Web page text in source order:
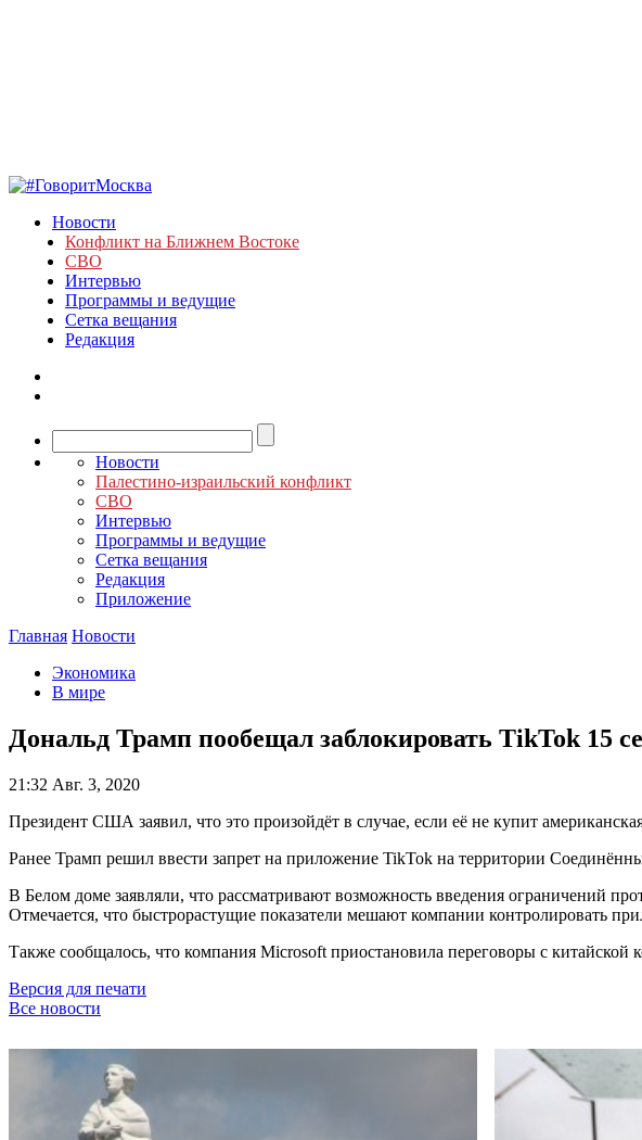
Новости
Конфликт на Ближнем Востоке
СВО
Интервью
Программы и ведущие
Сетка вещания
Редакция
Новости
Палестино-израильский конфликт
СВО
Интервью
Программы и ведущие
Сетка вещания
Редакция
Приложение
Главная Новости
Экономика
В мире
Дональд Трамп пообещал заблокировать TikTok 15
21:32 Авг. 3, 2020
Президент США заявил, что это произойдёт в случае, если её не купит
Ранее Трамп решил ввести запрет на приложение TikTok на территории
В Белом доме заявляли, что рассматривают возможность введения ограничений
Отмечается, что быстрорастущие показатели мешают компании контролировать
Также сообщалось, что компания Microsoft приостановила переговоры с
Версия для печати
Все новости